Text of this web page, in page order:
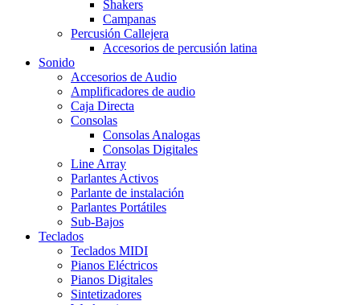
Shakers
Campanas
Percusión Callejera
Accesorios de percusión latina
Sonido
Accesorios de Audio
Amplificadores de audio
Caja Directa
Consolas
Consolas Analogas
Consolas Digitales
Line Array
Parlantes Activos
Parlante de instalación
Parlantes Portátiles
Sub-Bajos
Teclados
Teclados MIDI
Pianos Eléctricos
Pianos Digitales
Sintetizadores